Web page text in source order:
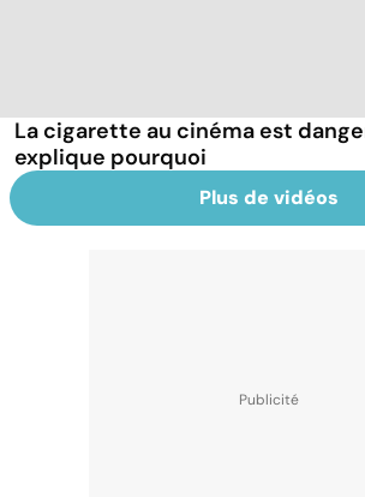
La cigarette au cinéma est
explique pourquoi
Plus de vidéos